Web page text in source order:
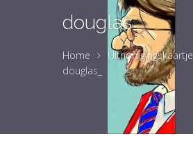
douglas_
Home
Uitnodigingskaartje
douglas_